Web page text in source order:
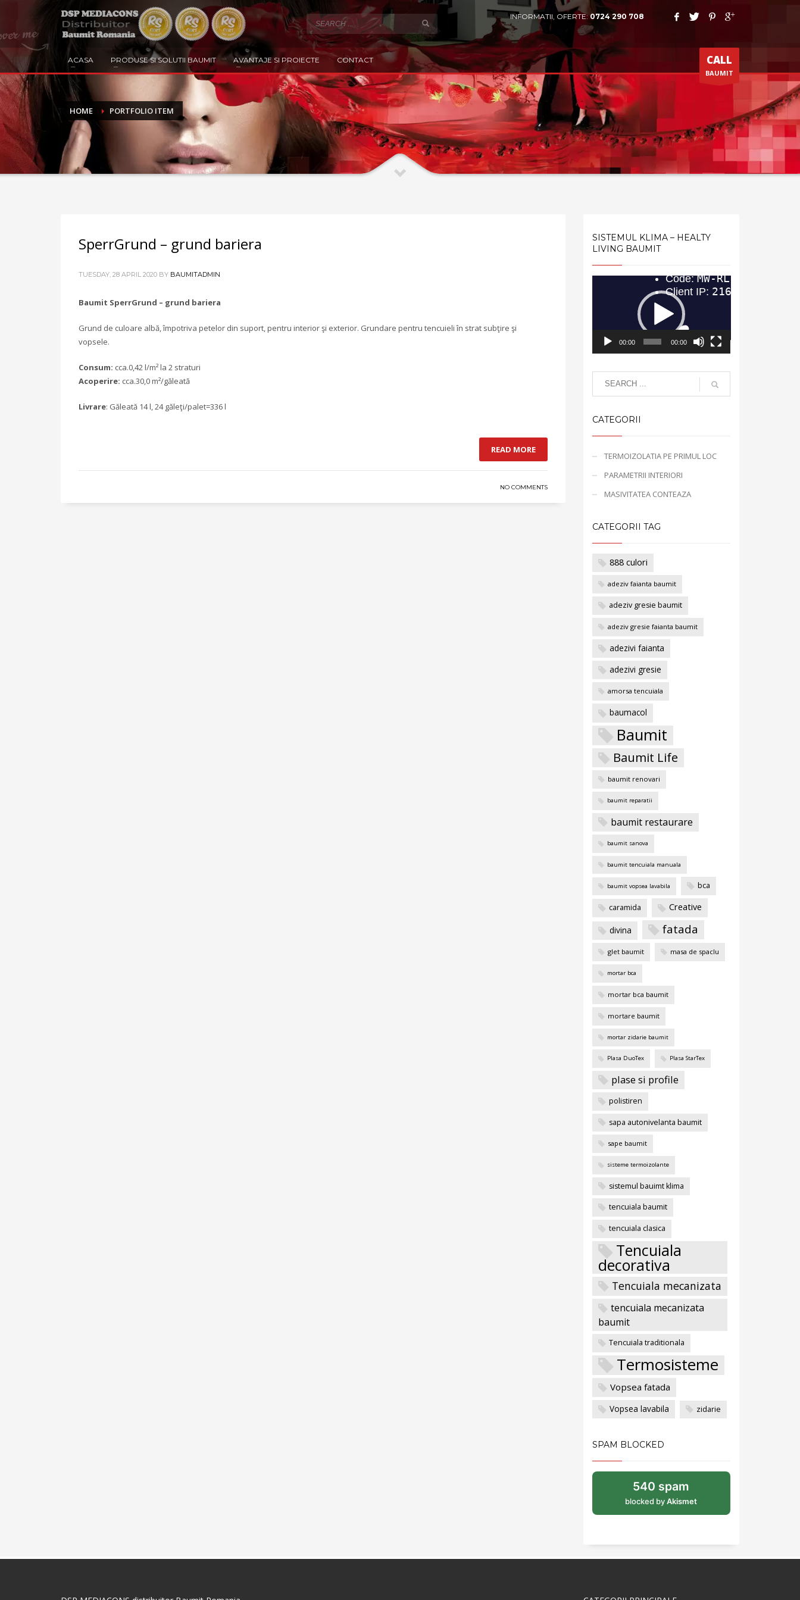
INFORMATII, OFERTE: 0724 290 708
ACASA PRODUSE SI SOLUTII BAUMIT AVANTAJE SI PROIECTE CONTACT CALL
BAUMIT
HOME PORTFOLIO ITEM
SperrGrund – grund bariera
TUESDAY, 28 APRIL 2020 BY BAUMITADMIN
Baumit SperrGrund – grund bariera
Grund de culoare albă, împotriva petelor din suport, pentru interior şi exterior. Grundare pentru tencuieli în strat subţire şi
vopsele.
Consum: cca.0,42 l/m² la 2 straturi
Acoperire: cca.30,0 m²/găleată
Livrare: Găleată 14 l, 24 găleţi/palet=336 l
READ MORE
NO COMMENTS
SISTEMUL KLIMA – HEALTY
LIVING BAUMIT
00:00 00:00
CATEGORII
TERMOIZOLATIA PE PRIMUL LOC
PARAMETRII INTERIORI
MASIVITATEA CONTEAZA
CATEGORII TAG
888 culori
adeziv faianta baumit
adeziv gresie baumit
adeziv gresie faianta baumit
adezivi faianta
adezivi gresie
amorsa tencuiala
baumacol
Baumit
Baumit Life
baumit renovari
baumit reparatii
baumit restaurare
baumit sanova
baumit tencuiala manuala
baumit vopsea lavabila bca
caramida Creative
divina fatada
glet baumit masa de spaclu
mortar bca
mortar bca baumit
mortare baumit
mortar zidarie baumit
Plasa DuoTex Plasa StarTex
plase si profile
polistiren
sapa autonivelanta baumit
sape baumit
sisteme termoizolante
sistemul bauimt klima
tencuiala baumit
tencuiala clasica
Tencuiala
decorativa
Tencuiala mecanizata
tencuiala mecanizata
baumit
Tencuiala traditionala
Termosisteme
Vopsea fatada
Vopsea lavabila zidarie
SPAM BLOCKED
540 spam
blocked byAkismet